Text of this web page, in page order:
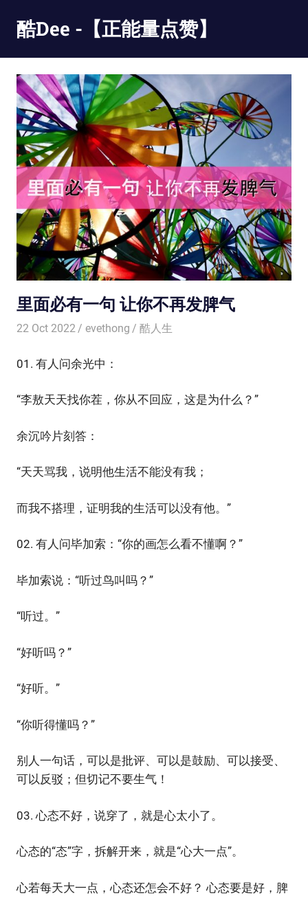
content
酷Dee -【正能量点赞】
最
酷
只
有
更
酷
里面必有一句 让你不再发脾气
22 Oct 2022 evethong 酷人生
01. 有人问余光中：
“李敖天天找你茬，你从不回应，这是为什么？”
余沉吟片刻答：
“天天骂我，说明他生活不能没有我；
而我不搭理，证明我的生活可以没有他。”
02. 有人问毕加索：“你的画怎么看不懂啊？”
毕加索说：“听过鸟叫吗？”
“听过。”
“好听吗？”
“好听。”
“你听得懂吗？”
别人一句话，可以是批评、可以是鼓励、可以接受、
可以反驳；但切记不要生气！
03. 心态不好，说穿了，就是心太小了。
心态的“态”字，拆解开来，就是“心大一点”。
心若每天大一点，心态还怎会不好？ 心态要是好，脾